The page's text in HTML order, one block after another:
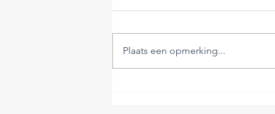
Plaats een opmerking...